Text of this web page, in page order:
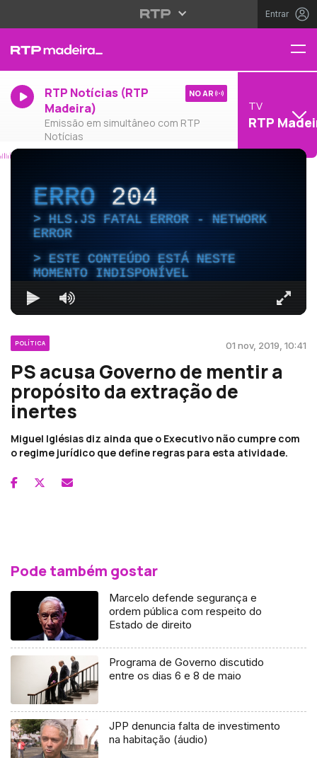
Entrar
RTP Notícias (RTP
Madeira)
Emissão em simultâneo com RTP
Notícias
NO AR
TV
RTP
ERRO204
HLS.JS FATAL ERROR - NETWORK
ERROR
ESTE CONTEÚDO ESTÁ NESTE
MOMENTO INDISPONÍVEL
POLÍTICA 01 nov, 2019, 10:41
PS acusa Governo de mentir a
propósito da extração de
inertes
Miguel Iglésias diz ainda que o Executivo não cumpre com
o regime jurídico que define regras para esta atividade.
Pode também gostar
Marcelo defende segurança e
ordem pública com respeito do
Estado de direito
Programa de Governo discutido
entre os dias 6 e 8 de maio
JPP denuncia falta de investimento
na habitação (áudio)